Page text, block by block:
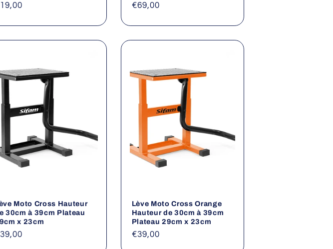
Prix
€69,00
Moto Cross Hauteur
30cm à 39cm Plateau
x 23cm
Lève Moto Cross Orange
Hauteur de 30cm à 39cm
Plateau 29cm x 23cm
Prix
€39,00